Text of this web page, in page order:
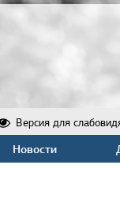
Версия для
Новости